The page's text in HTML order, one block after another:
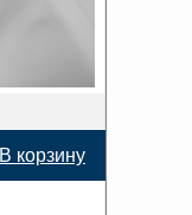
В корзину